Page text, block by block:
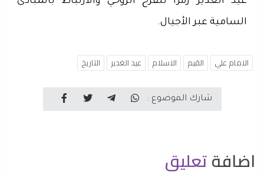
السامية عبر الأجيال.
الامام علي القيم الاسلام عيد الغدير التاريخ
شارك الموضوع :
اضافةتعليق